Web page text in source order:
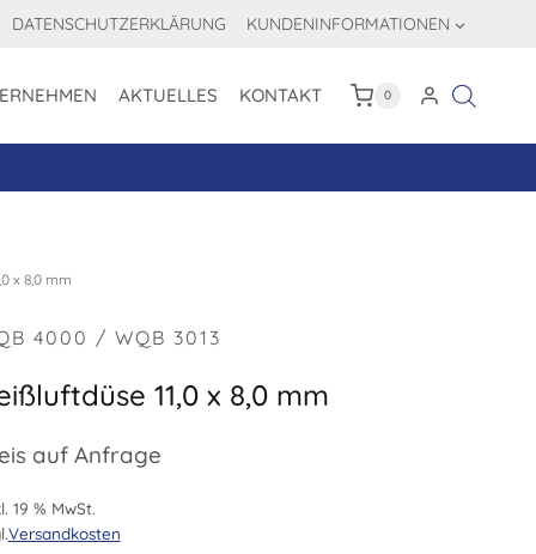
DATENSCHUTZERKLÄRUNG KUNDENINFORMATIONEN
AKTUELLES KONTAKT 0
x 8,0 mm
4000 / WQB 3013
11,0 x 8,0 mm
auf Anfrage
19 % MwSt.
Versandkosten